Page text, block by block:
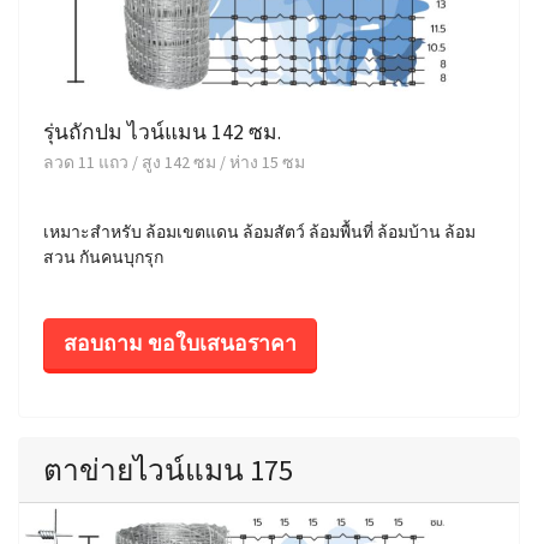
รุ่นถักปม ไวน์แมน 142 ซม.
ลวด 11 แถว / สูง 142 ซม / ห่าง 15 ซม
เหมาะสำหรับ ล้อมเขตแดน ล้อมสัตว์ ล้อมพื้นที่ ล้อมบ้าน ล้อม
สวน กันคนบุกรุก
สอบถาม ขอใบเสนอราคา
ตาข่ายไวน์แมน 175